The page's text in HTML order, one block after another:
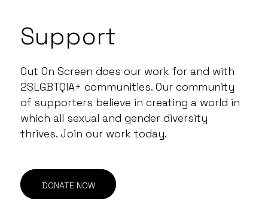
Support
Out On Screen does our work for and with
2SLGBTQIA+ communities. Our community
of supporters believe in creating a world in
which all sexual and gender diversity
thrives. Join our work today.
DONATE NOW